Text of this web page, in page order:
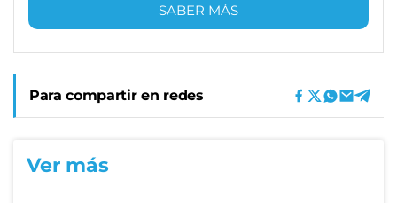
SABER MÁS
Para compartir en redes
Ver más